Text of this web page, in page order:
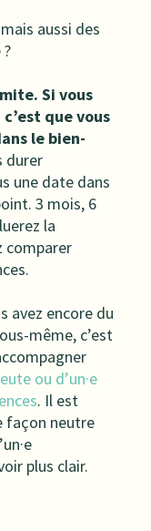
aussi des
Si vous
que vous
le bien-
durer
une date dans
3 mois, 6
la
comparer
avez encore du
même, c’est
ou d’un·e
. Il est
façon neutre
plus clair.